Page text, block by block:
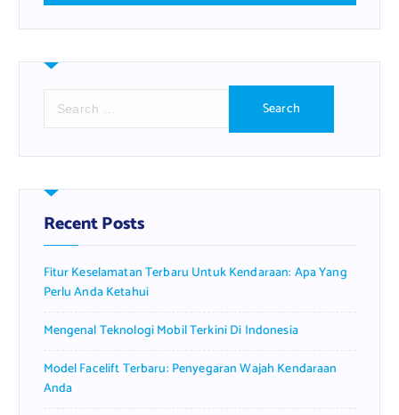
r
h
f
o
:
Recent Posts
Fitur Keselamatan Terbaru Untuk Kendaraan: Apa Yang
Perlu Anda Ketahui
Mengenal Teknologi Mobil Terkini Di Indonesia
Model Facelift Terbaru: Penyegaran Wajah Kendaraan
Anda